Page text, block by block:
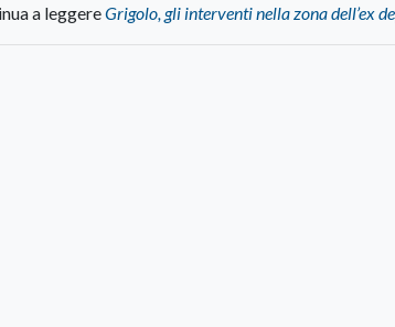
a leggereGrigolo, gli interventi nella zona dell’ex